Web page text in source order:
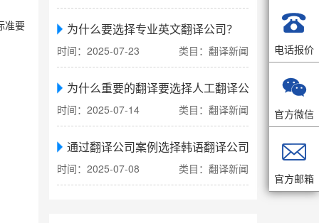
准要 为什么要选择专业英文翻译公司？
时间：2025-07-23 类目：翻译新闻
为什么重要的翻译要选择人工翻译公司
时间：2025-07-14 类目：翻译新闻
通过翻译公司案例选择韩语翻译公司
时间：2025-07-08 类目：翻译新闻

电话报价

官方微信

官方邮箱